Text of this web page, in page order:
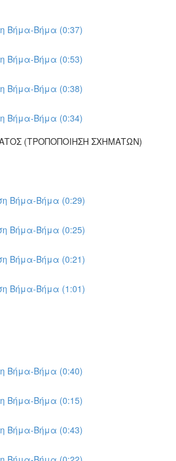
Βήμα-Βήμα (0:37)
Βήμα-Βήμα (0:53)
Βήμα-Βήμα (0:38)
Βήμα-Βήμα (0:34)
(ΤΡΟΠΟΠΟΙΗΣΗ ΣΧΗΜΑΤΩΝ)
Βήμα-Βήμα (0:29)
Βήμα-Βήμα (0:25)
Βήμα-Βήμα (0:21)
Βήμα-Βήμα (1:01)
Βήμα-Βήμα (0:40)
Βήμα-Βήμα (0:15)
Βήμα-Βήμα (0:43)